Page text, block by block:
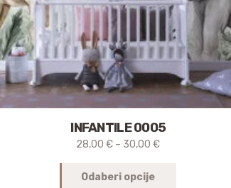
INFANTILE 0005
28,00€ – 30,00€
Odaberi opcije